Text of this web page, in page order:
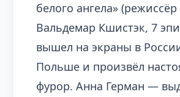
белого ангела» (режиссёр
Вальдемар Кшистэк, 7
вышел на экраны в
Польше и произвёл
фурор. Анна Герман —